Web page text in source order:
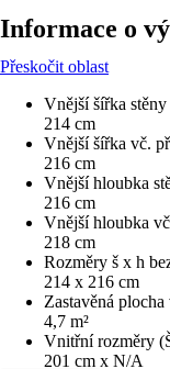
Informace o
Přeskočit oblast
Vnější šířka stěny
214 cm
Vnější šířka vč.
216 cm
Vnější hloubka
216 cm
Vnější hloubka
218 cm
Rozměry š x h
214 x 216 cm
Zastavěná plocha
4,7 m²
Vnitřní rozměry
201 cm x N/A